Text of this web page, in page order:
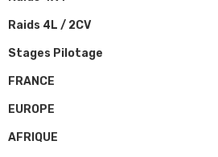
Raids 4L / 2CV
Stages Pilotage
FRANCE
EUROPE
AFRIQUE